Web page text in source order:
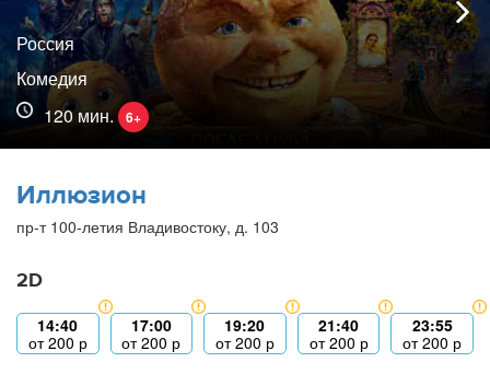
Россия
Комедия
120 мин.
6+
Иллюзион
пр-т 100-летия Владивостоку, д. 103
2D
14:40
от200 р
17:00
от200 р
19:20
от200 р
21:40
от200 р
23:55
от200 р